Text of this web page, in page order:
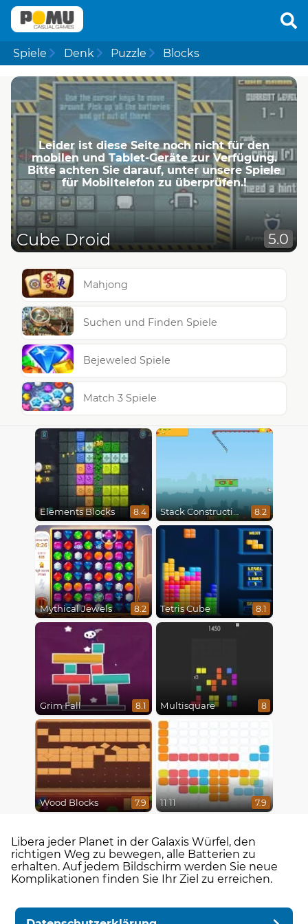
Spiele Denk Puzzle Blocks
Leider ist diese Seite noch nicht für den
mobilen und Tablet-Geräte zur Verfügung.
Bitte achten Sie darauf, unter unsere Spiele
für Mobiltelefon zu überprüfen.!
Cube Droid 5.0
Mahjong
Suchen und Finden Spiele
Bejeweled Spiele
Match 3 Spiele
Elements Blocks 8.4 Stack Construction 8.2
Mythical Jewels 8.2 Tetris Cube 8.1
Grim Fall 8.1 Multisquare 8
Wood Blocks 7.9 11 11 7.9
Libera jeder Planet in der Galaxis Würfel, den
richtigen Weg zu bewegen, alle Batterien zu
erhalten. Auf jedem Bildschirm werden Sie neue
Komplikationen finden Sie Ihr Ziel zu erreichen.